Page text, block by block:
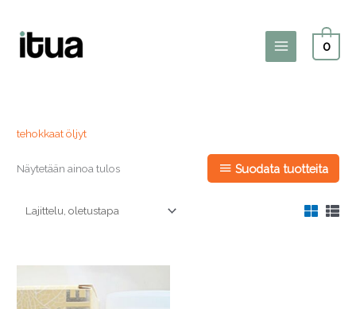
Main
0
tehokkaat öljyt
Näytetään ainoa tulos Suodata tuotteita